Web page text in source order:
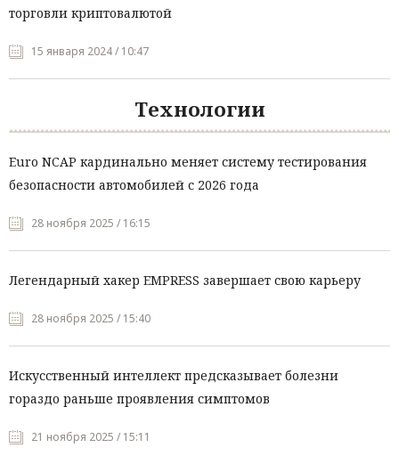
торговли криптовалютой
15 января 2024 / 10:47
Технологии
Euro NCAP кардинально меняет систему тестирования
безопасности автомобилей с 2026 года
28 ноября 2025 / 16:15
Легендарный хакер EMPRESS завершает свою карьеру
28 ноября 2025 / 15:40
Искусственный интеллект предсказывает болезни
гораздо раньше проявления симптомов
21 ноября 2025 / 15:11